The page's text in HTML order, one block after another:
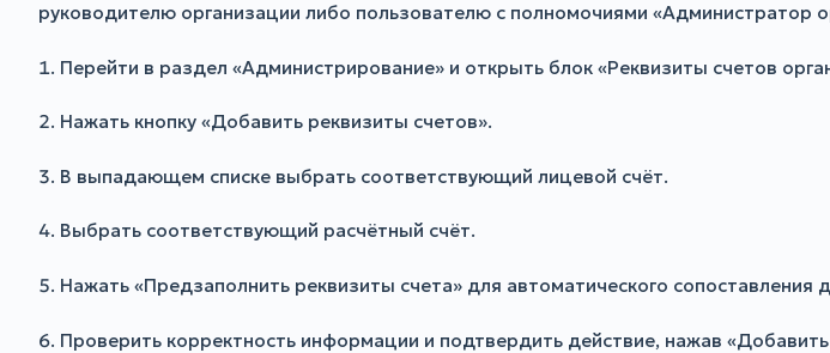
руководителю организации либо пользователю с полномочиями «Администратор
1. Перейти в раздел «Администрирование» и открыть блок «Реквизиты счетов
2. Нажать кнопку «Добавить реквизиты счетов».
3. В выпадающем списке выбрать соответствующий лицевой счёт.
4. Выбрать соответствующий расчётный счёт.
5. Нажать «Предзаполнить реквизиты счета» для автоматического сопоставления
6. Проверить корректность информации и подтвердить действие, нажав «Добавить